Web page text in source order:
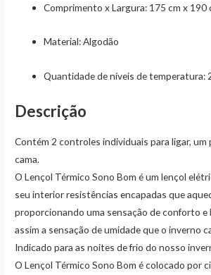
Comprimento x Largura: 175 cm x 190
Material: Algodão
Quantidade de níveis de temperatura:
Descrição
Contém 2 controles individuais para ligar, um
cama.
O Lençol Térmico Sono Bom é um lençol
seu interior resistências encapadas que
proporcionando uma sensação de conforto e
assim a sensação de umidade que o inverno
Indicado para as noites de frio do nosso
O Lençol Térmico Sono Bom é colocado por